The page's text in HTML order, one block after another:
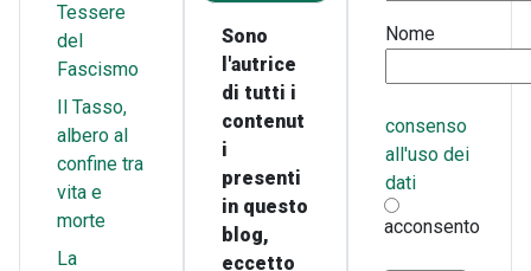
Tessere
del
Fascismo
Il Tasso,
albero al
confine tra
vita e
morte
La
Sono
l'autrice
di tutti i
contenut
i
presenti
in questo
blog,
eccetto
Nome
consenso
all'uso dei
dati
acconsento